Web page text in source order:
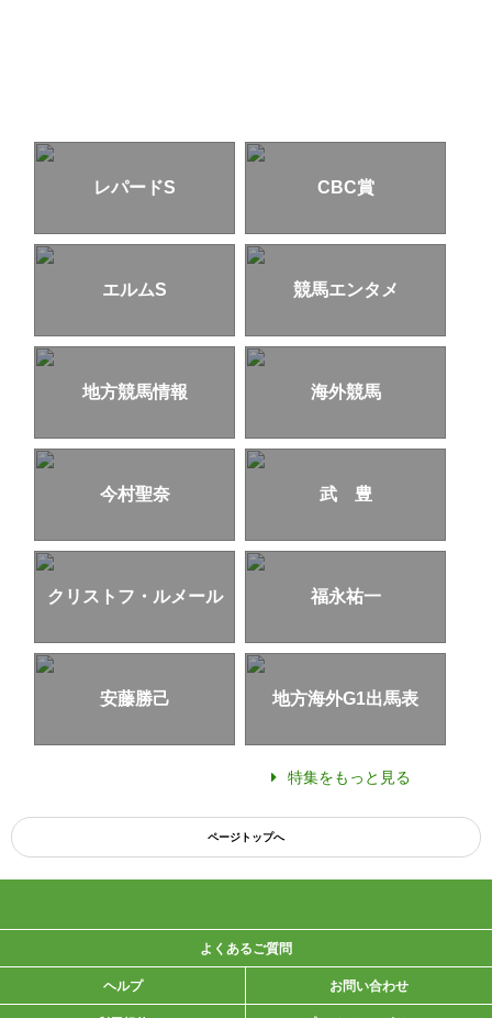
レパードS CBC賞
エルムS 競馬エンタメ
地方競馬情報 海外競馬
今村聖奈 武 豊
クリストフ・ルメール 福永祐一
安藤勝己 地方海外G1出馬表
特集をもっと見る
ページトップへ
よくあるご質問
ヘルプ お問い合わせ